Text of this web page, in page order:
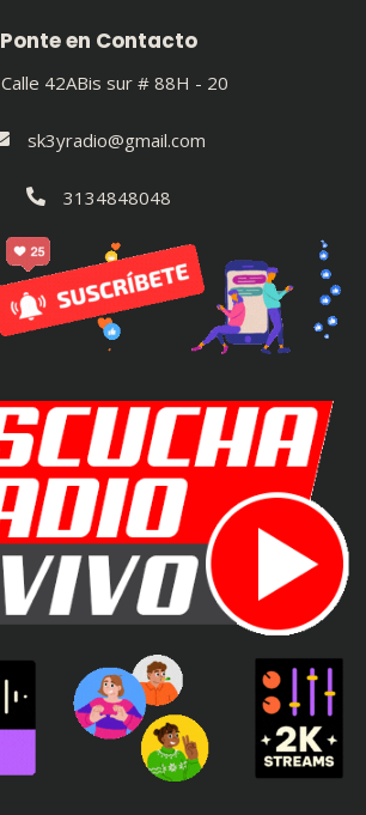
Ponte en Contacto
Calle 42ABis sur # 88H - 20
sk3yradio@gmail.com
3134848048